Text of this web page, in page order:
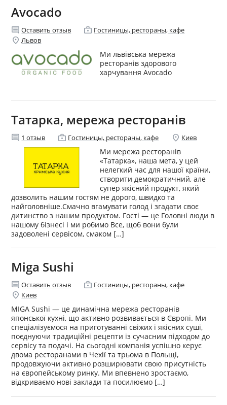
Avocado
comment Оставить отзыв enterprise Гостиницы, рестораны, кафе
location_on Львов
Ми львівська мережа
ресторанів здорового
харчування Avocado
Татарка, мережа ресторанів
comment 1 отзыв enterprise Гостиницы, рестораны, кафе location_on Киев
Ми мережа ресторанів
«Татарка», наша мета, у цей
нелегкий час для нашої країни,
створити демократичний, але
супер якісний продукт, який
дозволить нашим гостям не дорого, швидко та
найголовніше.Смачно вгамувати голод і згадати своє
дитинство з нашим продуктом. Гості — це Головні люди в
нашому бізнесі і ми робимо Все, щоб вони були
задоволені сервісом, смаком […]
Miga Sushi
comment Оставить отзыв enterprise Гостиницы, рестораны, кафе
location_on Киев
MIGA Sushi — це динамічна мережа ресторанів
японської кухні, що активно розвивається в Європі. Ми
спеціалізуємося на приготуванні свіжих і якісних суші,
поєднуючи традиційні рецепти із сучасним підходом до
сервісу та подачі. На сьогодні компанія успішно керує
двома ресторанами в Чехії та трьома в Польщі,
продовжуючи активно розширювати свою присутність
на європейському ринку. Ми впевнено зростаємо,
відкриваємо нові заклади та посилюємо […]